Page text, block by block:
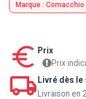
Marque : Comacchio
Prix
Prix
Livré dès le
Livraison